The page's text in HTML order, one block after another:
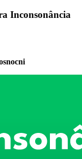
Inconsonância